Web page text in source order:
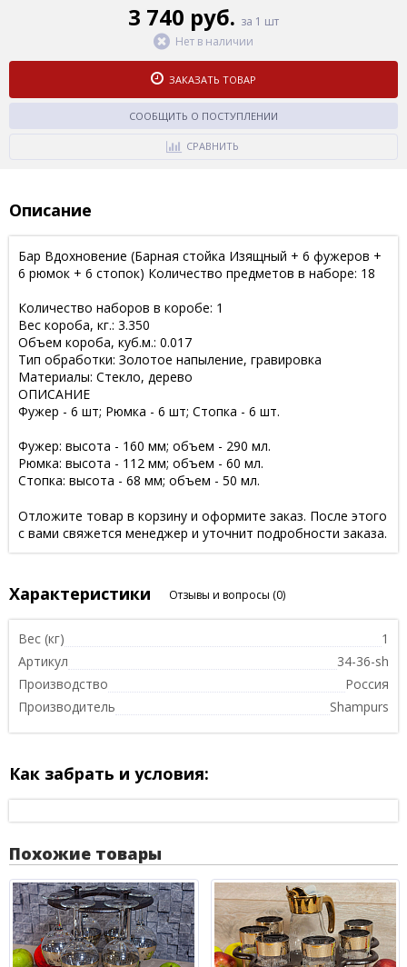
3 740 руб. за 1 шт
Нет в наличии
ЗАКАЗАТЬ ТОВАР
СООБЩИТЬ О ПОСТУПЛЕНИИ
СРАВНИТЬ
Описание
Бар Вдохновение (Барная стойка Изящный + 6 фужеров +
6 рюмок + 6 стопок) Количество предметов в наборе: 18
Количество наборов в коробе: 1
Вес короба, кг.: 3.350
Объем короба, куб.м.: 0.017
Тип обработки: Золотое напыление, гравировка
Материалы: Стекло, дерево
ОПИСАНИЕ
Фужер - 6 шт; Рюмка - 6 шт; Стопка - 6 шт.
Фужер: высота - 160 мм; объем - 290 мл.
Рюмка: высота - 112 мм; объем - 60 мл.
Стопка: высота - 68 мм; объем - 50 мл.
Отложите товар в корзину и оформите заказ. После этого
с вами свяжется менеджер и уточнит подробности заказа.
Характеристики Отзывы и вопросы (0)
Вес (кг)
1
Артикул
34-36-sh
Производство
Россия
Производитель
Shampurs
Как забрать и условия:
Похожие товары